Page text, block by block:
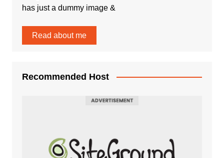
has just a dummy image &
Read about me
Recommended Host